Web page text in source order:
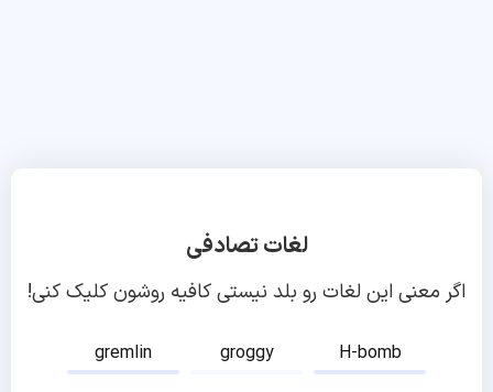
لغات تصادفی
اگر معنی این لغات رو بلد نیستی کافیه روشون کلیک کنی!
gremlin groggy
H-bomb